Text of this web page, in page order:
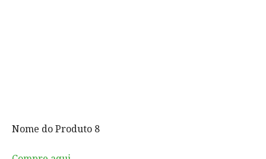
Nome do Produto 8